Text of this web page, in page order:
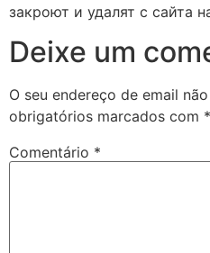
закроют и удалят с сайта
Deixe um
O seu endereço de email
obrigatórios marcados com *
Comentário *